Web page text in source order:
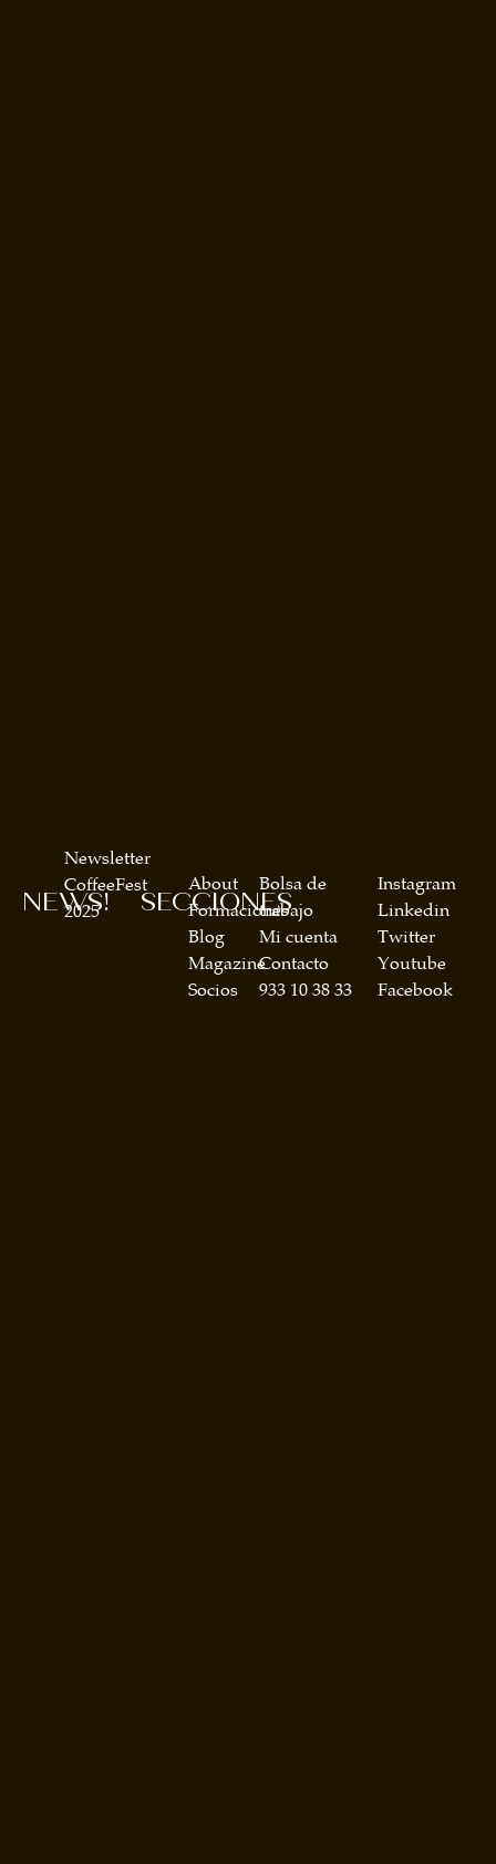
SECCIONES
About
Formaciones
Blog
Magazine
Socios
Bolsa de
trabajo
Mi cuenta
Contacto
933 10 38 33
NEWS!
Newsletter
CoffeeFest
2025
Instagram
Linkedin
Twitter
Youtube
Facebook